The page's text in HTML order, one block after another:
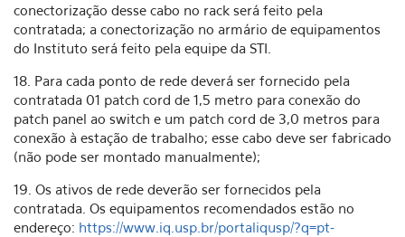
conectorização desse cabo no rack será feito pela
contratada; a conectorização no armário de equipamentos
do Instituto será feito pela equipe da STI.
18. Para cada ponto de rede deverá ser fornecido pela
contratada 01 patch cord de 1,5 metro para conexão do
patch panel ao switch e um patch cord de 3,0 metros para
conexão à estação de trabalho; esse cabo deve ser fabricado
(não pode ser montado manualmente);
19. Os ativos de rede deverão ser fornecidos pela
contratada. Os equipamentos recomendados estão no
endereço: https://www.iq.usp.br/portaliqusp/?q=pt-